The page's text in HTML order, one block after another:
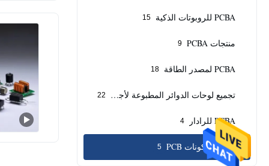
PCBA للروبوتات الذكية 15
منتجات PCBA 9
PCBA لمصدر الطاقة 18
تجميع لوحات الدوائر المطبوعة لأجهزة إنترنت الأشياء 22
PCBA للرادار 4
مصادر مكونات PCB 5